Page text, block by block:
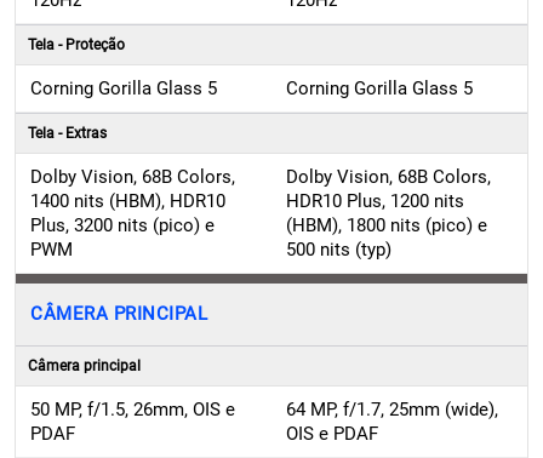
Tela - Proteção
Corning Gorilla Glass 5 Corning Gorilla Glass 5
Tela - Extras
Dolby Vision, 68B Colors,
1400 nits (HBM), HDR10
Plus, 3200 nits (pico) e
PWM
Dolby Vision, 68B Colors,
HDR10 Plus, 1200 nits
(HBM), 1800 nits (pico) e
500 nits (typ)
CÂMERA PRINCIPAL
Câmera principal
50 MP, f/1.5, 26mm, OIS e
PDAF
64 MP, f/1.7, 25mm (wide),
OIS e PDAF